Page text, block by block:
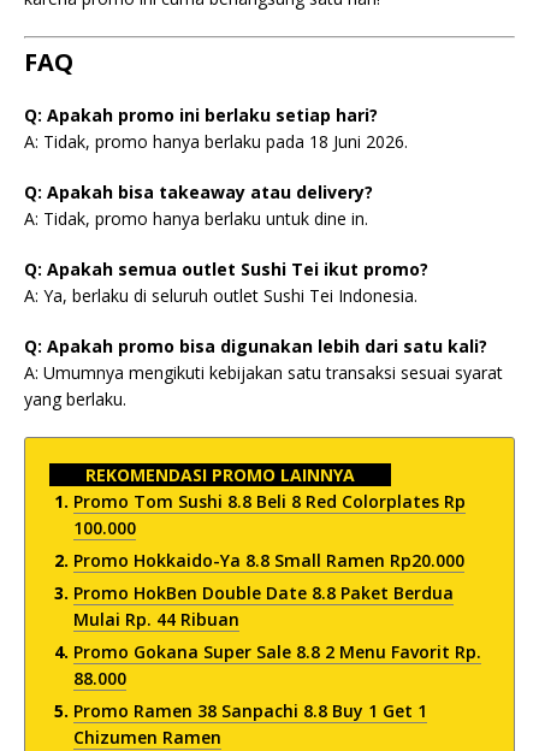
FAQ
Q: Apakah promo ini berlaku setiap hari?
A: Tidak, promo hanya berlaku pada 18 Juni 2026.
Q: Apakah bisa takeaway atau delivery?
A: Tidak, promo hanya berlaku untuk dine in.
Q: Apakah semua outlet Sushi Tei ikut promo?
A: Ya, berlaku di seluruh outlet Sushi Tei Indonesia.
Q: Apakah promo bisa digunakan lebih dari satu kali?
A: Umumnya mengikuti kebijakan satu transaksi sesuai syarat
yang berlaku.
REKOMENDASI PROMO LAINNYA
Promo Tom Sushi 8.8 Beli 8 Red Colorplates Rp
100.000
Promo Hokkaido-Ya 8.8 Small Ramen Rp20.000
Promo HokBen Double Date 8.8 Paket Berdua
Mulai Rp. 44 Ribuan
Promo Gokana Super Sale 8.8 2 Menu Favorit Rp.
88.000
Promo Ramen 38 Sanpachi 8.8 Buy 1 Get 1
Chizumen Ramen